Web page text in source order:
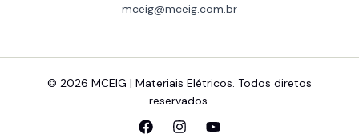
mceig@mceig.com.br
© 2026 MCEIG | Materiais Elétricos. Todos diretos
reservados.